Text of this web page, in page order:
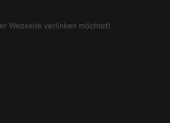
Webseite verlinken möchtet)